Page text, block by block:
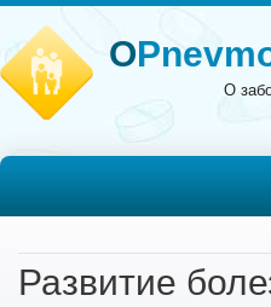
O
О
Развитие